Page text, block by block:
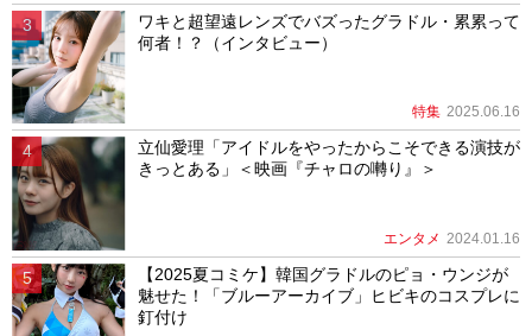
ワキと超望遠レンズでバズったグラドル・累累って
何者！？（インタビュー）
特集 2025.06.16
立仙愛理「アイドルをやったからこそできる演技が
きっとある」＜映画『チャロの囀り』＞
エンタメ 2024.01.16
【2025夏コミケ】韓国グラドルのピョ・ウンジが
魅せた！「ブルーアーカイブ」ヒビキのコスプレに
釘付け